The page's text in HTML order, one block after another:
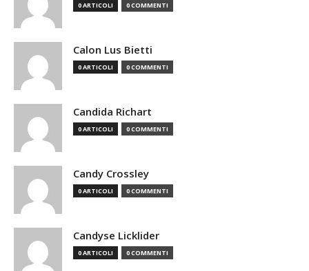
0 ARTICOLI 0 COMMENTI
Calon Lus Bietti
0 ARTICOLI 0 COMMENTI
Candida Richart
0 ARTICOLI 0 COMMENTI
Candy Crossley
0 ARTICOLI 0 COMMENTI
Candyse Licklider
0 ARTICOLI 0 COMMENTI